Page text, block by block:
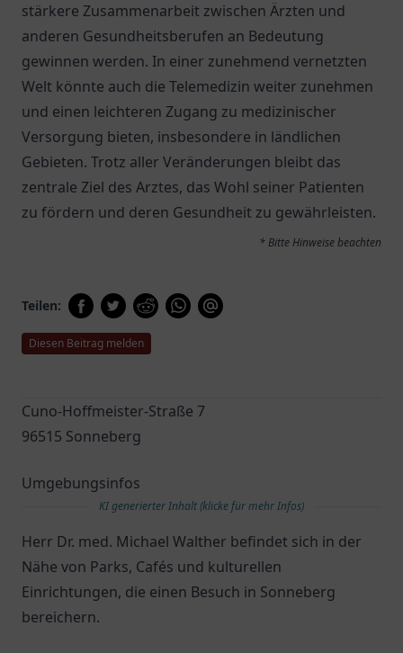
stärkere Zusammenarbeit zwischen Ärzten und
anderen Gesundheitsberufen an Bedeutung
gewinnen werden. In einer zunehmend vernetzten
Welt könnte auch die Telemedizin weiter zunehmen
und einen leichteren Zugang zu medizinischer
Versorgung bieten, insbesondere in ländlichen
Gebieten. Trotz aller Veränderungen bleibt das
zentrale Ziel des Arztes, das Wohl seiner Patienten
zu fördern und deren Gesundheit zu gewährleisten.
* Bitte Hinweise beachten
Teilen:
Diesen Beitrag melden
Cuno-Hoffmeister-Straße 7
96515 Sonneberg
Umgebungsinfos
KI generierter Inhalt (klicke für mehr Infos)
Herr Dr. med. Michael Walther befindet sich in der
Nähe von Parks, Cafés und kulturellen
Einrichtungen, die einen Besuch in Sonneberg
bereichern.